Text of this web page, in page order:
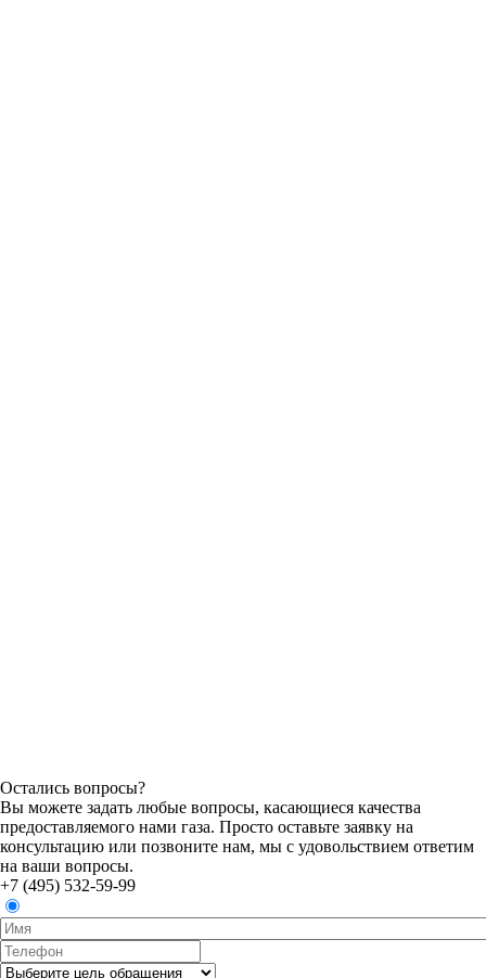
Остались вопросы?
Вы можете задать любые вопросы, касающиеся качества
предоставляемого нами газа. Просто оставьте заявку на
консультацию или позвоните нам, мы с удовольствием ответим
на ваши вопросы.
+7 (495) 532-59-99